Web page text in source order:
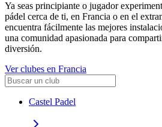
Ya seas principiante o jugador
pádel cerca de ti, en Francia o en el
encuentra fácilmente las mejores
una comunidad apasionada para
diversión.
Ver clubes en Francia
Castel Padel